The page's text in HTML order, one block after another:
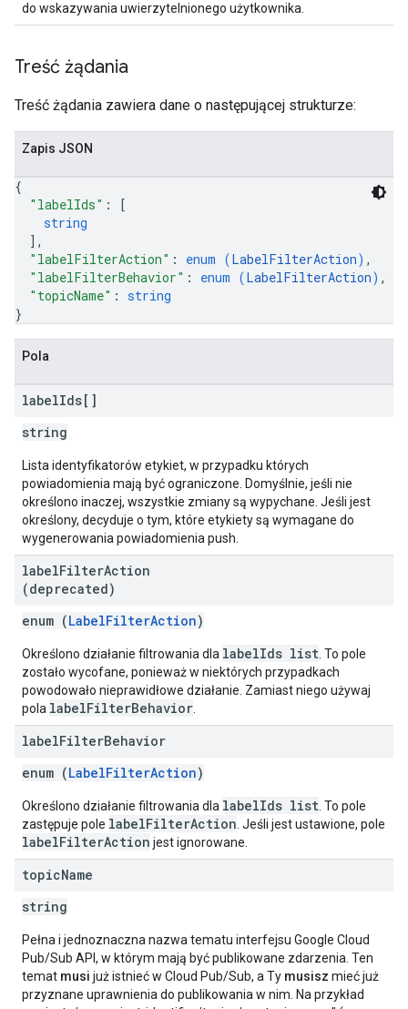
do wskazywania uwierzytelnionego użytkownika.
Treść żądania
Treść żądania zawiera dane o następującej strukturze:
Zapis JSON
{
"labelIds" :
[
string
] ,
"labelFilterAction" : enum (LabelFilterAction) ,
"labelFilterBehavior" : enum (LabelFilterAction) ,
"topicName" : string
}
Pola
labelIds[]
string
Lista identyfikatorów etykiet, w przypadku których
powiadomienia mają być ograniczone. Domyślnie, jeśli nie
określono inaczej, wszystkie zmiany są wypychane. Jeśli jest
określony, decyduje o tym, które etykiety są wymagane do
wygenerowania powiadomienia push.
labelFilterAction
(deprecated)
enum (LabelFilterAction)
Określono działanie filtrowania dla labelIds list . To pole
zostało wycofane, ponieważ w niektórych przypadkach
powodowało nieprawidłowe działanie. Zamiast niego używaj
pola labelFilterBehavior
labelFilterBehavior
enum (LabelFilterAction)
Określono działanie filtrowania dla labelIds list . To pole
zastępuje pole labelFilterAction . Jeśli jest ustawione, pole
labelFilterAction jest ignorowane.
topicName
string
Pełna i jednoznaczna nazwa tematu interfejsu Google Cloud
Pub/Sub API, w którym mają być publikowane zdarzenia. Ten
temat musi już istnieć w Cloud Pub/Sub, a Ty musisz mieć już
przyznane uprawnienia do publikowania w nim. Na przykład